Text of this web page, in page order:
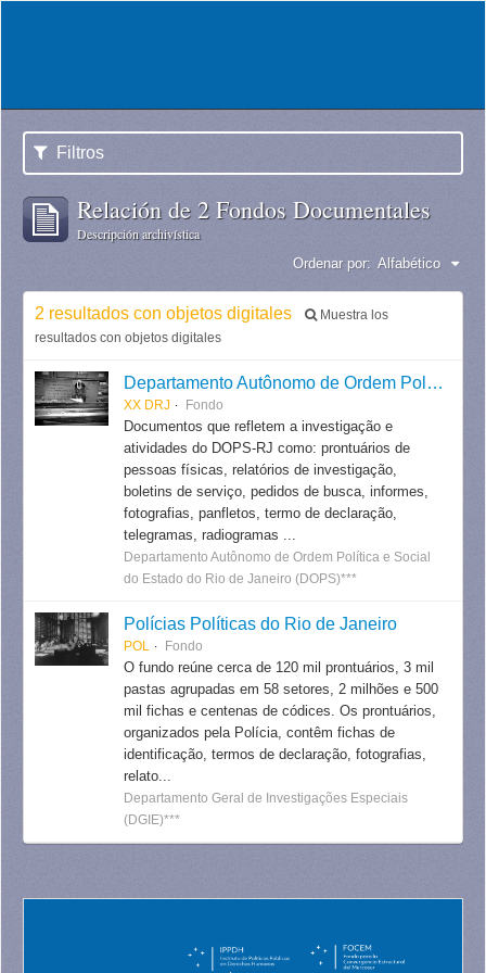
Filtros
Relación de 2 Fondos Documentales
Descripción archivística
Ordenar por: Alfabético
2 resultados con objetos digitales
Muestra los
resultados con objetos digitales
Departamento Autônomo de Ordem Política e Social do Estado do Rio de Janeiro
XX DRJ Fondo
Documentos que refletem a investigação e
atividades do DOPS-RJ como: prontuários de
pessoas físicas, relatórios de investigação,
boletins de serviço, pedidos de busca, informes,
fotografias, panfletos, termo de declaração,
telegramas, radiogramas ...
Departamento Autônomo de Ordem Política e Social
do Estado do Rio de Janeiro (DOPS)***
Polícias Políticas do Rio de Janeiro
POL Fondo
O fundo reúne cerca de 120 mil prontuários, 3 mil
pastas agrupadas em 58 setores, 2 milhões e 500
mil fichas e centenas de códices. Os prontuários,
organizados pela Polícia, contêm fichas de
identificação, termos de declaração, fotografias,
relato...
Departamento Geral de Investigações Especiais
(DGIE)***